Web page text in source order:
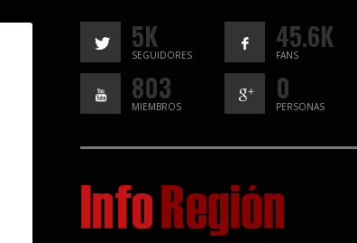
5K
SEGUIDORES
45.6K
FANS
803
MIEMBROS
0
PERSONAS